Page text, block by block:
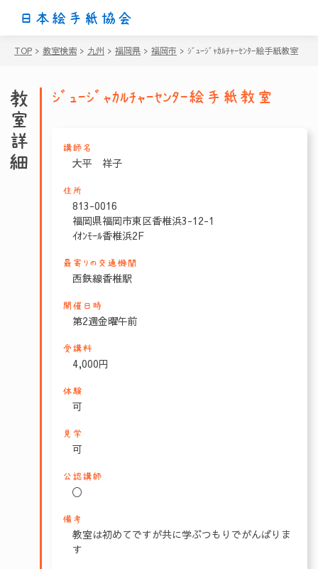
日本絵手紙協会
TOP > 教室検索 > 九州 > 福岡県 > 福岡市 > ｼﾞｭｰｼﾞｬｶﾙﾁｬｰｾﾝﾀｰ絵手紙教室
教室詳細 ｼﾞｭｰｼﾞｬｶﾙﾁｬｰｾﾝﾀｰ絵手紙教室
講師名
大平 祥子
住所
813-0016
福岡県福岡市東区香椎浜3-12-1
ｲｵﾝﾓｰﾙ香椎浜2F
最寄りの交通機関
西鉄線香椎駅
開催日時
第2週金曜午前
受講料
4,000円
体験
可
見学
可
公認講師
〇
備考
教室は初めてですが共に学ぶつもりでがんばりま
す